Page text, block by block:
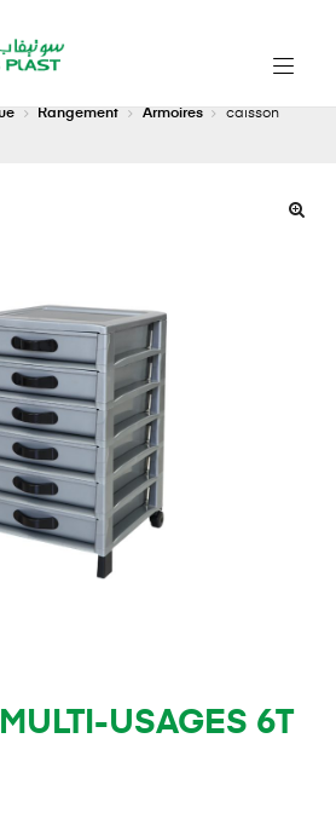
Rangement Armoires
caisson
USAGES 6T